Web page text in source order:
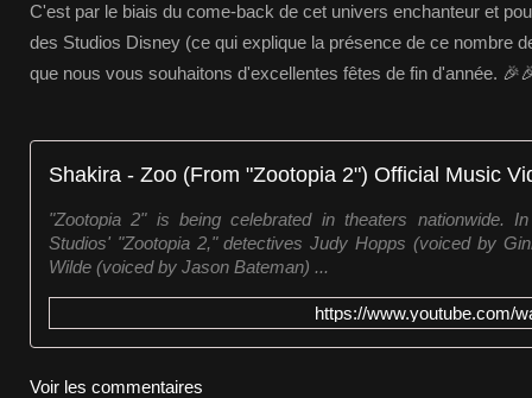
C'est par le biais du come-back de cet univers enchanteur et
des Studios Disney (ce qui explique la présence de ce nombre
que nous vous souhaitons d'excellentes fêtes de fin d'année.
Shakira - Zoo (From "Zootopia 2") Official Music
"Zootopia 2" is being celebrated in theaters nationwide.
Studios' "Zootopia 2," detectives Judy Hopps (voiced by
Wilde (voiced by Jason Bateman) ...
https://www.youtube.com/
Voir les commentaires